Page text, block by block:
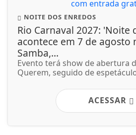
NOITE DOS ENREDOS
Rio Carnaval 2027: 'Noite
acontece em 7 de agosto
Samba,...
Evento terá show de abertura
Querem, seguido de
ACESSAR